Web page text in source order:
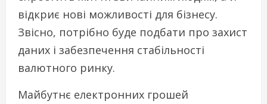
відкриє нові можливості для бізнесу.
Звісно, потрібно буде подбати про захист
даних і забезпечення стабільності
валютного ринку.
Майбутнє електронних грошей